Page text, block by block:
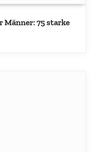
Männer: 75 starke